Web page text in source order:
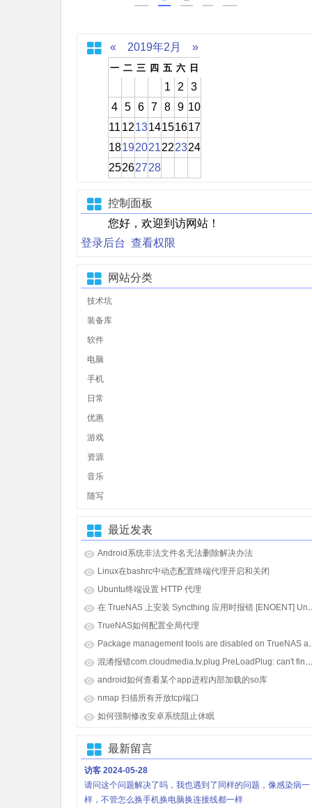
« 2019年2月 »
一 二 三 四 五 六 日
1 2
3
4
5 6 7 8 9 10
11 121314151617
18192021222324
25262728
控制面板
您好，欢迎到访网站！
登录后台 查看权限
网站分类
技术坑
装备库
软件
电脑
手机
日常
优惠
游戏
资源
音乐
随写
最近发表
Android系统非法文件名无法删除解决办法
Linux在bashrc中动态配置终端代理开启和关闭
Ubuntu终端设置 HTTP 代理
在 TrueNAS 上安装
TrueNAS如何配置全局代理
Package
混淆报错com.cloudmedia.tv.plug.PreLoadPlug: can't find
android如何查看某个app进程内部加载的so库
nmap 扫描所有开放tcp端口
如何强制修改安卓系统阻止休眠
最新留言
访客2024-05-28
请问这个问题解决了吗，我也遇到了同样的问题，像感染病一
样，不管怎么换手机换电脑换连接线都一样